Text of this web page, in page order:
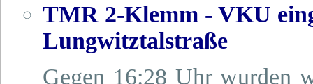
TMR 2-Klemm - VKU
Lungwitztalstraße
Gegen 16:28 Uhr wurden